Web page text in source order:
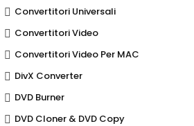
Convertitori Universali
Convertitori Video
Convertitori Video Per MAC
DivX Converter
DVD Burner
DVD Cloner & DVD Copy